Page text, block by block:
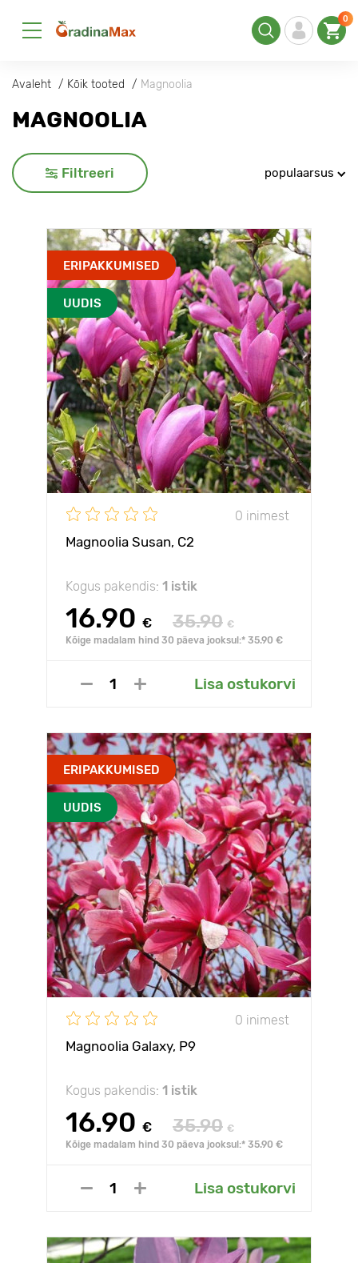
0
Avaleht Kõik tooted Magnoolia
MAGNOOLIA
Filtreeri populaarsus
ERIPAKKUMISED
UUDIS
0 inimest
Magnoolia Susan, C2
Kogus pakendis: 1 istik
16.90 € 35.90 €
Kõige madalam hind 30 päeva jooksul:* 35.90 €
Lisa ostukorvi
ERIPAKKUMISED
UUDIS
0 inimest
Magnoolia Galaxy, P9
Kogus pakendis: 1 istik
16.90 € 35.90 €
Kõige madalam hind 30 päeva jooksul:* 35.90 €
Lisa ostukorvi